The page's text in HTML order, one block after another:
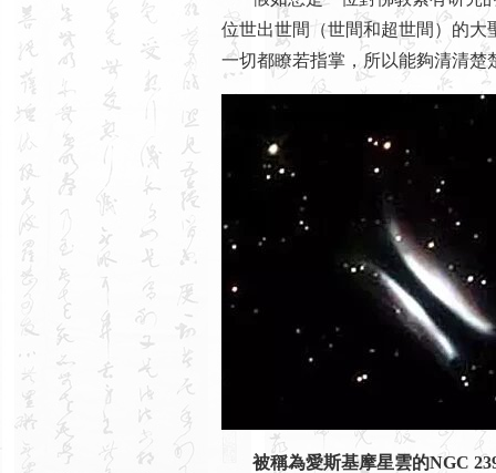
位世出世間（世間和超世間）的
一切都瞭若指掌，所以能夠清清
被稱為愛斯基摩星雲的NGC